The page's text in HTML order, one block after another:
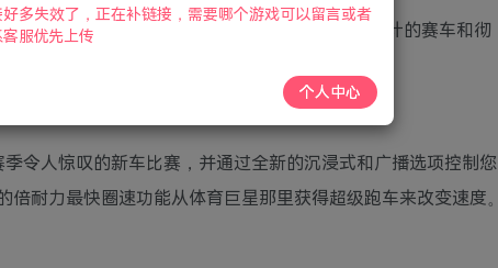
2022下载，玩家可以为新赛季做好准备，重新设计的赛车和彻
技能，并品尝F1赛车的奢华和魅力。
令人惊叹的新车比赛，并通过全新的沉浸式和广播选项控制您
耐力最快圈速功能从体育巨星那里获得超级跑车来改变速度。
好多失效了，正在补链接，需要哪个游戏可以留言或者
服优先上传
个人中心